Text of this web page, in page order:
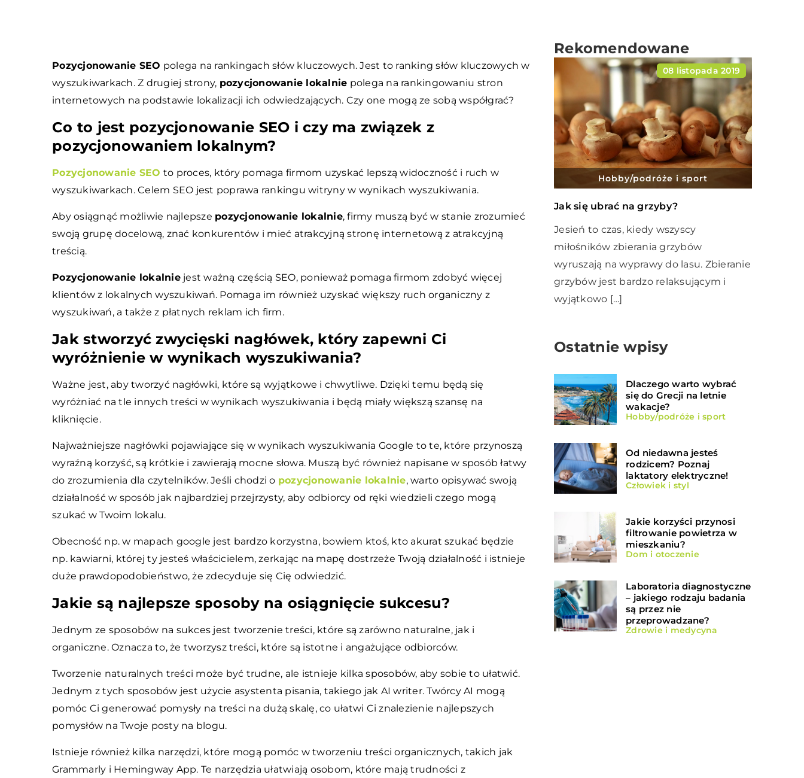
Pozycjonowanie SEO polega na rankingach słów kluczowych. Jest to ranking słów kluczowych w
wyszukiwarkach. Z drugiej strony, pozycjonowanie lokalnie polega na rankingowaniu stron
internetowych na podstawie lokalizacji ich odwiedzających. Czy one mogą ze sobą współgrać?
Co to jest pozycjonowanie SEO i czy ma związek z
pozycjonowaniem lokalnym?
Pozycjonowanie SEO to proces, który pomaga firmom uzyskać lepszą widoczność i ruch w
wyszukiwarkach. Celem SEO jest poprawa rankingu witryny w wynikach wyszukiwania.
Aby osiągnąć możliwie najlepsze pozycjonowanie lokalnie, firmy muszą być w stanie zrozumieć
swoją grupę docelową, znać konkurentów i mieć atrakcyjną stronę internetową z atrakcyjną
treścią.
Pozycjonowanie lokalniejest ważną częścią SEO, ponieważ pomaga firmom zdobyć więcej
klientów z lokalnych wyszukiwań. Pomaga im również uzyskać większy ruch organiczny z
wyszukiwań, a także z płatnych reklam ich firm.
Jak stworzyć zwycięski nagłówek, który zapewni Ci
wyróżnienie w wynikach wyszukiwania?
Ważne jest, aby tworzyć nagłówki, które są wyjątkowe i chwytliwe. Dzięki temu będą się
wyróżniać na tle innych treści w wynikach wyszukiwania i będą miały większą szansę na
kliknięcie.
Najważniejsze nagłówki pojawiające się w wynikach wyszukiwania Google to te, które przynoszą
wyraźną korzyść, są krótkie i zawierają mocne słowa. Muszą być również napisane w sposób łatwy
do zrozumienia dla czytelników. Jeśli chodzi o pozycjonowanie lokalnie, warto opisywać swoją
działalność w sposób jak najbardziej przejrzysty, aby odbiorcy od ręki wiedzieli czego mogą
szukać w Twoim lokalu.
Obecność np. w mapach google jest bardzo korzystna, bowiem ktoś, kto akurat szukać będzie
np. kawiarni, której ty jesteś właścicielem, zerkając na mapę dostrzeże Twoją działalność i istnieje
duże prawdopodobieństwo, że zdecyduje się Cię odwiedzić.
Jakie są najlepsze sposoby na osiągnięcie sukcesu?
Jednym ze sposobów na sukces jest tworzenie treści, które są zarówno naturalne, jak i
organiczne. Oznacza to, że tworzysz treści, które są istotne i angażujące odbiorców.
Tworzenie naturalnych treści może być trudne, ale istnieje kilka sposobów, aby sobie to ułatwić.
Jednym z tych sposobów jest użycie asystenta pisania, takiego jak AI writer. Twórcy AI mogą
pomóc Ci generować pomysły na treści na dużą skalę, co ułatwi Ci znalezienie najlepszych
pomysłów na Twoje posty na blogu.
Istnieje również kilka narzędzi, które mogą pomóc w tworzeniu treści organicznych, takich jak
Grammarly i Hemingway App. Te narzędzia ułatwiają osobom, które mają trudności z
Rekomendowane
08 listopada 2019
Hobby/podróże i sport
Jak się ubrać na grzyby?
Jesień to czas, kiedy wszyscy
miłośników zbierania grzybów
wyruszają na wyprawy do lasu. Zbieranie
grzybów jest bardzo relaksującym i
wyjątkowo […]
Ostatnie wpisy
Dlaczego warto wybrać
się do Grecji na letnie
wakacje?
Hobby/podróże i sport
Od niedawna jesteś
rodzicem? Poznaj
laktatory elektryczne!
Człowiek i styl
Jakie korzyści przynosi
filtrowanie powietrza w
mieszkaniu?
Dom i otoczenie
Laboratoria diagnostyczne
– jakiego rodzaju badania
są przez nie
przeprowadzane?
Zdrowie i medycyna